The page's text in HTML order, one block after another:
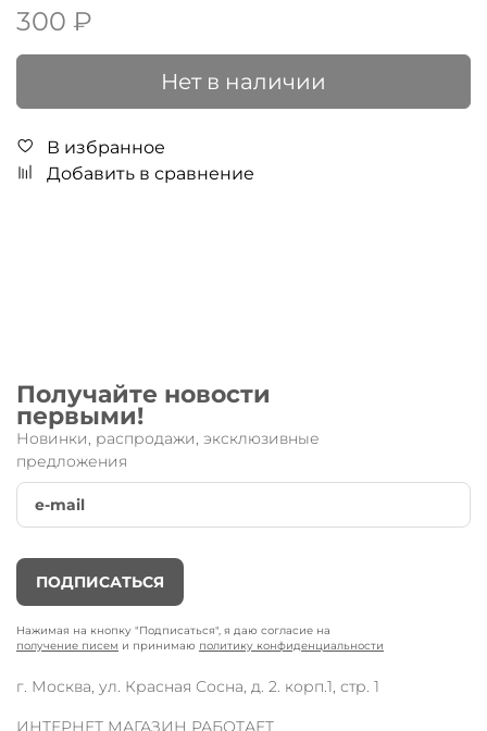
300 ₽
Нет в наличии
В избранное
Добавить в сравнение
Получайте новости
первыми!
Новинки, распродажи, эксклюзивные
предложения
ПОДПИСАТЬСЯ
Нажимая на кнопку "Подписаться", я даю согласие на
получение писем и принимаю политику конфиденциальности
г. Москва, ул. Красная Сосна, д. 2. корп.1, стр. 1
ИНТЕРНЕТ МАГАЗИН РАБОТАЕТ